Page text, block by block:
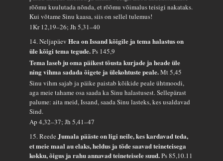
rõõmu kuulutada nõnda, et rõõmu võimalus teisigi nakataks.
Kui võtame Sinu kaasa, siis on sellel tulemus!
1Kr 12,19–26; Jh 5,31–40
14. NeljapäevHea on Issand kõigile ja tema halastus on
üle kõigi tema tegude.Ps 145,9
Tema laseb ju oma päikest tõusta kurjade ja heade üle
ning vihma sadada õigete ja ülekohtuste peale.Mt 5,45
Sinu vihm sajab ja päike paistab kõikide peale ühtmoodi,
aga meie tahame osa saada ka Sinu halastusest. Sellepärast
palume: aita meid, Issand, saada Sinu lasteks, kes usaldavad
Sind.
Ap 4,32–37; Jh 5,41–47
15. ReedeJumala pääste on ligi neile, kes kardavad teda,
et meie maal au elaks, heldus ja tõde saavad teineteisega
kokku, õigus ja rahu annavad teineteisele suud.Ps 85,10.11